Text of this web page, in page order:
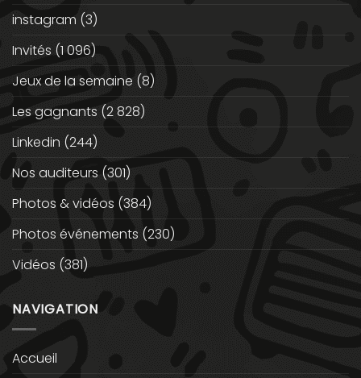
instagram (3)
Invités (1 096)
Jeux de la semaine (8)
Les gagnants (2 828)
Linkedin (244)
Nos auditeurs (301)
Photos & vidéos (384)
Photos événements (230)
Vidéos (381)
NAVIGATION
Accueil